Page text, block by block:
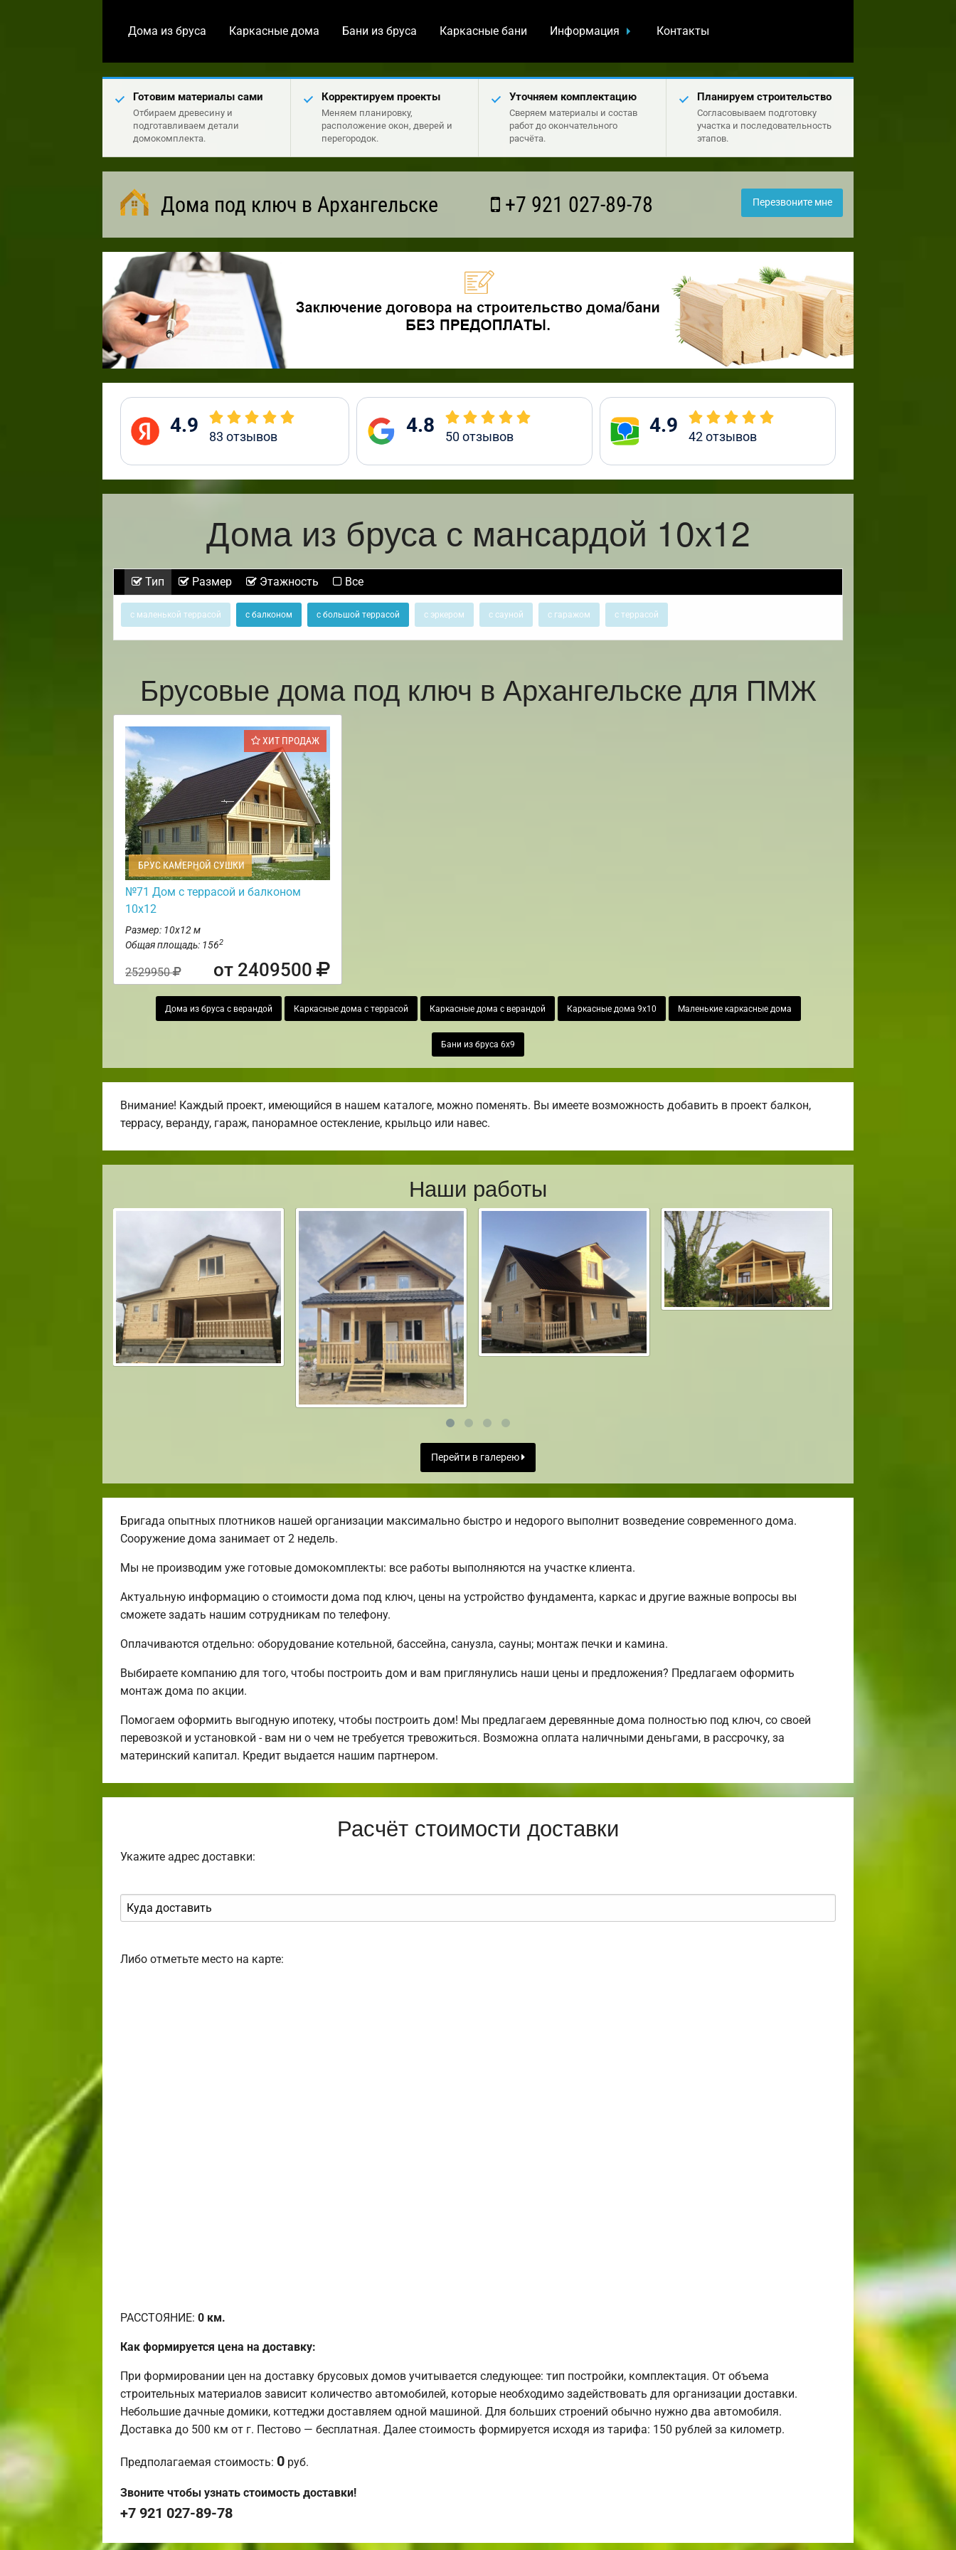
Дома из бруса Каркасные дома Бани из бруса Каркасные бани Информация Контакты
Готовим материалы сами
Отбираем древесину и
подготавливаем детали
домокомплекта.
Корректируем проекты
Меняем планировку,
расположение окон, дверей и
перегородок.
Уточняем комплектацию
Сверяем материалы и состав
работ до окончательного
расчёта.
Планируем строительство
Согласовываем подготовку
участка и последовательность
этапов.
Дома под ключ в Архангельске +7 921 027-89-78 Перезвоните мне
4.9 83 отзывов 4.8 50отзывов 4.9 42отзывов
Дома из бруса с мансардой 10х12
Тип Размер Этажность Все
с маленькой террасой с балконом с большой террасой с эркером с сауной с гаражом с террасой
Брусовые дома под ключ в Архангельске для ПМЖ
ХИТ ПРОДАЖ
БРУС КАМЕРНОЙ СУШКИ
№71 Дом с террасой и балконом
10х12
Размер: 10х12 м
Общая площадь: 1562
2529950 от 2409500
Дома из бруса с верандой Каркасные дома с террасой Каркасные дома с верандой Каркасные дома 9х10 Маленькие каркасные дома
Бани из бруса 6х9
Внимание! Каждый проект, имеющийся в нашем каталоге, можно поменять. Вы имеете возможность добавить в проект балкон,
террасу, веранду, гараж, панорамное остекление, крыльцо или навес.
Наши работы
Перейти в галерею
Бригада опытных плотников нашей организации максимально быстро и недорого выполнит возведение современного дома.
Сооружение дома занимает от 2 недель.
Мы не производим уже готовые домокомплекты: все работы выполняются на участке клиента.
Актуальную информацию о стоимости дома под ключ, цены на устройство фундамента, каркас и другие важные вопросы вы
сможете задать нашим сотрудникам по телефону.
Оплачиваются отдельно: оборудование котельной, бассейна, санузла, сауны; монтаж печки и камина.
Выбираете компанию для того, чтобы построить дом и вам приглянулись наши цены и предложения? Предлагаем оформить
монтаж дома по акции.
Помогаем оформить выгодную ипотеку, чтобы построить дом! Мы предлагаем деревянные дома полностью под ключ, со своей
перевозкой и установкой - вам ни о чем не требуется тревожиться. Возможна оплата наличными деньгами, в рассрочку, за
материнский капитал. Кредит выдается нашим партнером.
Расчёт стоимости доставки
Укажите адрес доставки:
Либо отметьте место на карте:
РАССТОЯНИЕ: 0 км.
Как формируется цена на доставку:
При формировании цен на доставку брусовых домов учитывается следующее: тип постройки, комплектация. От объема
строительных материалов зависит количество автомобилей, которые необходимо задействовать для организации доставки.
Небольшие дачные домики, коттеджи доставляем одной машиной. Для больших строений обычно нужно два автомобиля.
Доставка до 500 км от г. Пестово — бесплатная. Далее стоимость формируется исходя из тарифа: 150 рублей за километр.
Предполагаемая стоимость: 0 руб.
Звоните чтобы узнать стоимость доставки!
+7 921 027-89-78